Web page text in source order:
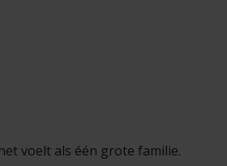
voelt als één grote familie.